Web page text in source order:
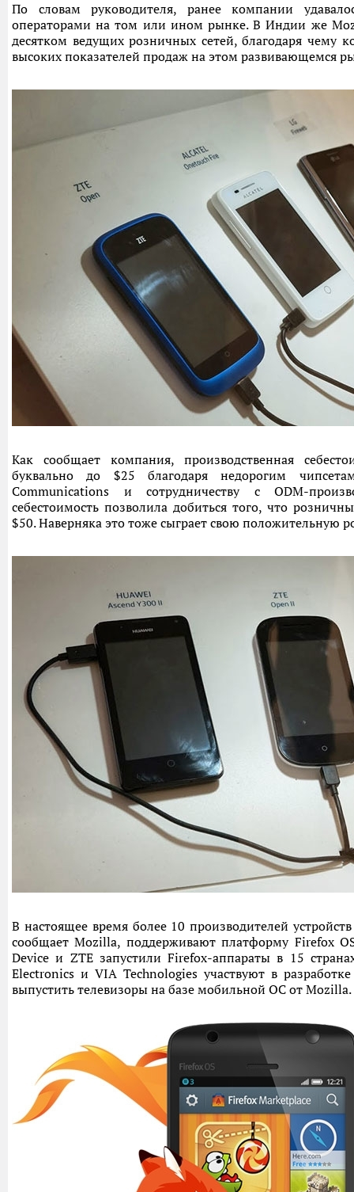
По словам руководителя, ранее компании
операторами на том или ином рынке. В Индии же
десятком ведущих розничных сетей, благодаря чему
высоких показателей продаж на этом развивающемся
Как сообщает компания, производственная
буквально до $25 благодаря недорогим
Communications и сотрудничеству с ODM-
себестоимость позволила добиться того, что
$50. Наверняка это тоже сыграет свою положительную
В настоящее время более 10 производителей
сообщает Mozilla, поддерживают платформу Firefox
Device и ZTE запустили Firefox-аппараты в 15
Electronics и VIA Technologies участвуют в
выпустить телевизоры на базе мобильной ОС от Mozilla.